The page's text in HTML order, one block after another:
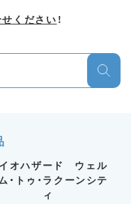
ください ！
オハザード ウェル
・トゥ・ラクーンシテ
ィ